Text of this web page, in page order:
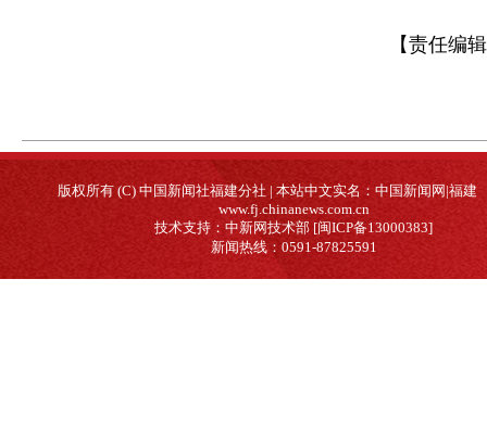
【责任编
版权所有 (C) 中国新闻社福建分社 | 本站中文实名：中国新闻网|福建
www.fj.chinanews.com.cn
技术支持：中新网技术部 [闽ICP备13000383]
新闻热线：0591-87825591